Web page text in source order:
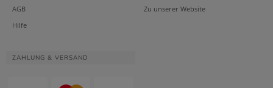
AGB
Hilfe
Zu unserer Website
ZAHLUNG & VERSAND